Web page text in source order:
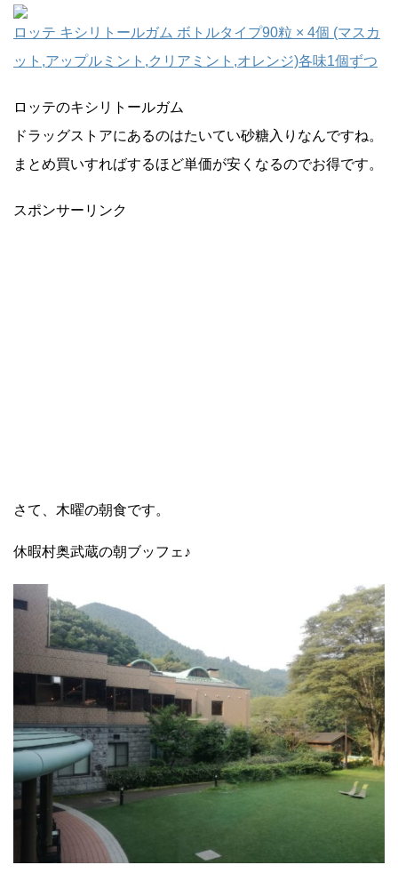
ロッテ キシリトールガム ボトルタイプ90粒 × 4個 (マスカ
ット,アップルミント,クリアミント,オレンジ)各味1個ずつ
ロッテのキシリトールガム
ドラッグストアにあるのはたいてい砂糖入りなんですね。
まとめ買いすればするほど単価が安くなるのでお得です。
スポンサーリンク
さて、木曜の朝食です。
休暇村奥武蔵の朝ブッフェ♪